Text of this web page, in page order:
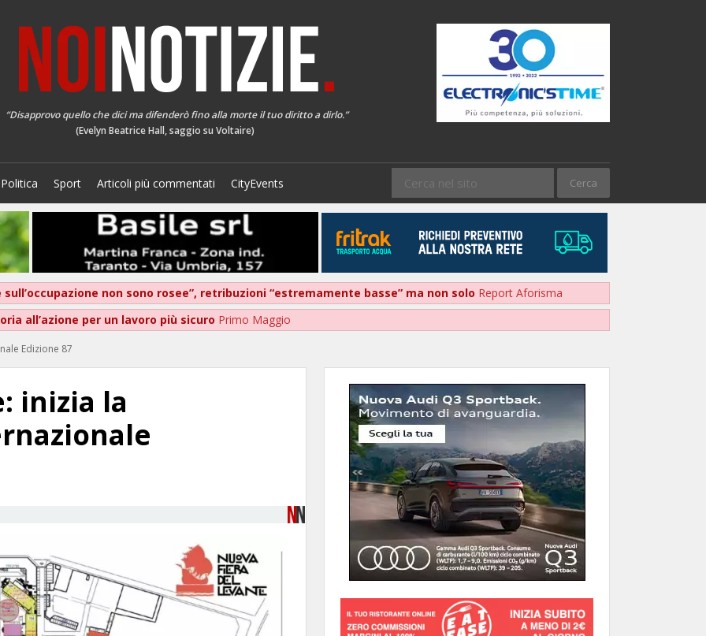
“Disapprovo quello che dici ma difenderò fino alla morte il tuo diritto a dirlo.”
(Evelyn Beatrice Hall, saggio su Voltaire)
Politica Sport Articoli più commentati CityEvents
non sono rosee”, retribuzioni “estremamente basse” ma non solo Report Aforisma
all’azione per un lavoro più sicuro Primo Maggio
Edizione 87
inizia la